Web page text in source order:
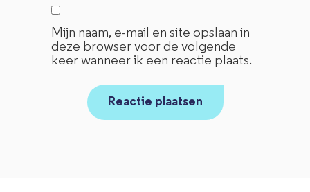
Mijn naam, e-mail en site opslaan in
deze browser voor de volgende
keer wanneer ik een reactie plaats.